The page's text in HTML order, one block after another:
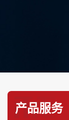
产品服务